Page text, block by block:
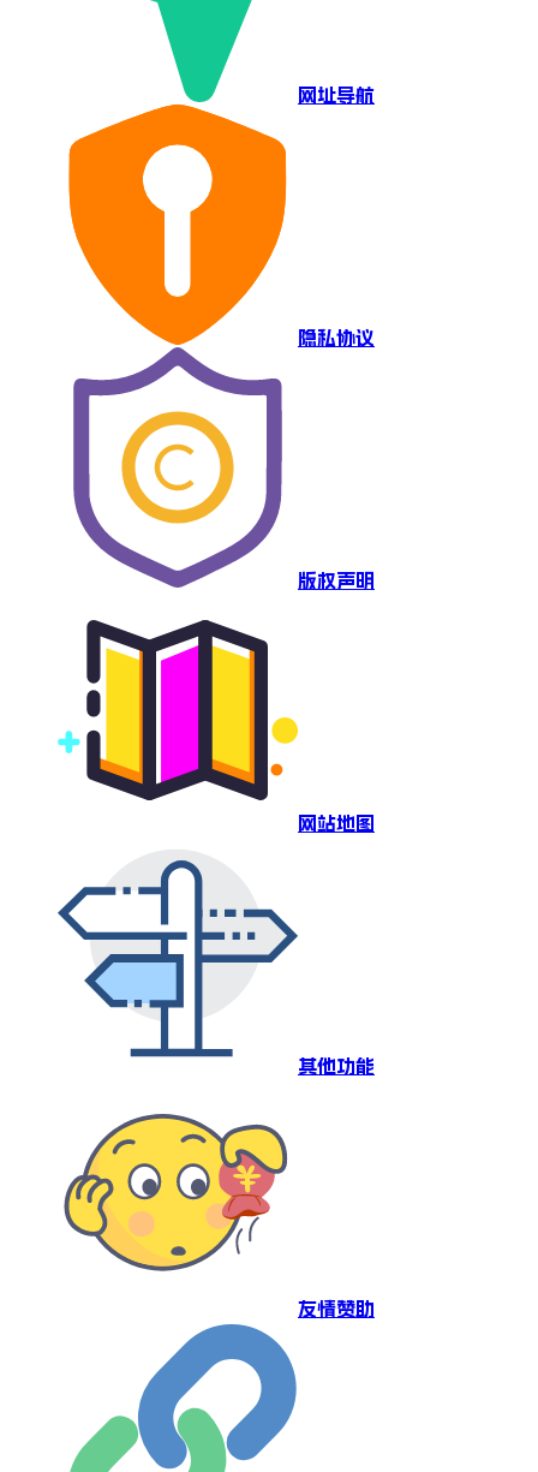
网址导航
隐私协议
版权声明
网站地图
其他功能
友情赞助